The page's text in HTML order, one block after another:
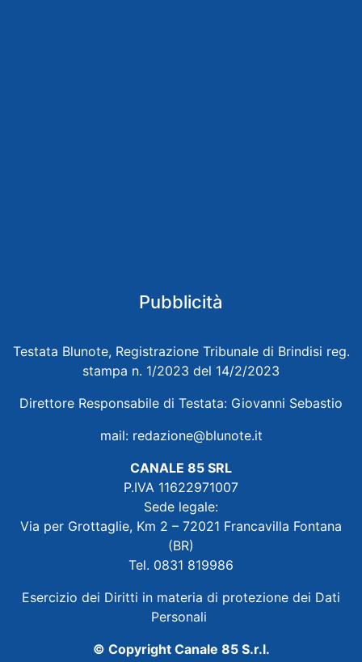
Pubblicità
Testata Blunote, Registrazione Tribunale di Brindisi reg.
stampa n. 1/2023 del 14/2/2023
Direttore Responsabile di Testata: Giovanni Sebastio
mail: redazione@blunote.it
CANALE 85 SRL
P.IVA 11622971007
Sede legale:
Via per Grottaglie, Km 2 – 72021 Francavilla Fontana
(BR)
Tel. 0831 819986
Esercizio dei Diritti in materia di protezione dei Dati
Personali
© Copyright Canale 85 S.r.l.